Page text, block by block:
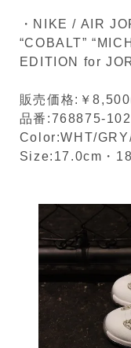
・NIKE / AIR
“COBALT”
EDITION for
販売価格:￥
品番:768875-102
Color:WHT/
Size:17.0cm・